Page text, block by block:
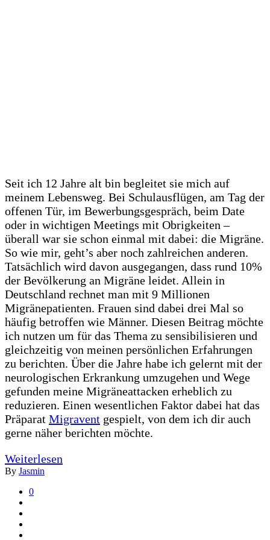
Seit ich 12 Jahre alt bin begleitet sie mich auf
meinem Lebensweg. Bei Schulausflügen, am Tag der
offenen Tür, im Bewerbungsgespräch, beim Date
oder in wichtigen Meetings mit Obrigkeiten –
überall war sie schon einmal mit dabei: die Migräne.
So wie mir, geht’s aber noch zahlreichen anderen.
Tatsächlich wird davon ausgegangen, dass rund 10%
der Bevölkerung an Migräne leidet. Allein in
Deutschland rechnet man mit 9 Millionen
Migränepatienten. Frauen sind dabei drei Mal so
häufig betroffen wie Männer. Diesen Beitrag möchte
ich nutzen um für das Thema zu sensibilisieren und
gleichzeitig von meinen persönlichen Erfahrungen
zu berichten. Über die Jahre habe ich gelernt mit der
neurologischen Erkrankung umzugehen und Wege
gefunden meine Migräneattacken erheblich zu
reduzieren. Einen wesentlichen Faktor dabei hat das
Präparat Migravent gespielt, von dem ich dir auch
gerne näher berichten möchte.
Weiterlesen
By Jasmin
0